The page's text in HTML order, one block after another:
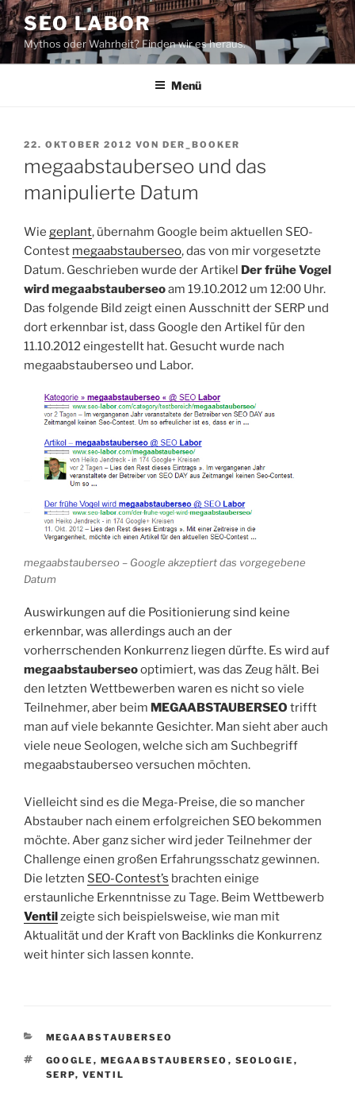
Zum
Inhalt
springen
SEO LABOR
Mythos oder Wahrheit? Finden wir es heraus.
Menü
VERÖFFENTLICHT
22. OKTOBER 2012 VON DER_BOOKER
megaabstauberseo und das
manipulierte Datum
Wie geplant, übernahm Google beim aktuellen SEO-
Contest megaabstauberseo, das von mir vorgesetzte
Datum. Geschrieben wurde der Artikel Der frühe Vogel
wird megaabstauberseoam 19.10.2012 um 12:00 Uhr.
Das folgende Bild zeigt einen Ausschnitt der SERP und
dort erkennbar ist, dass Google den Artikel für den
11.10.2012 eingestellt hat. Gesucht wurde nach
megaabstauberseo und Labor.
megaabstauberseo – Google akzeptiert das vorgegebene
Datum
Auswirkungen auf die Positionierung sind keine
erkennbar, was allerdings auch an der
vorherrschenden Konkurrenz liegen dürfte. Es wird auf
megaabstauberseooptimiert, was das Zeug hält. Bei
den letzten Wettbewerben waren es nicht so viele
Teilnehmer, aber beim MEGAABSTAUBERSEO trifft
man auf viele bekannte Gesichter. Man sieht aber auch
viele neue Seologen, welche sich am Suchbegriff
megaabstauberseo versuchen möchten.
Vielleicht sind es die Mega-Preise, die so mancher
Abstauber nach einem erfolgreichen SEO bekommen
möchte. Aber ganz sicher wird jeder Teilnehmer der
Challenge einen großen Erfahrungsschatz gewinnen.
Die letzten SEO-Contest’s brachten einige
erstaunliche Erkenntnisse zu Tage. Beim Wettbewerb
Ventilzeigte sich beispielsweise, wie man mit
Aktualität und der Kraft von Backlinks die Konkurrenz
weit hinter sich lassen konnte.
KATEGORIEN
MEGAABSTAUBERSEO
SCHLAGWÖRTER
GOOGLE , MEGAABSTAUBERSEO , SEOLOGIE ,
SERP, VENTIL